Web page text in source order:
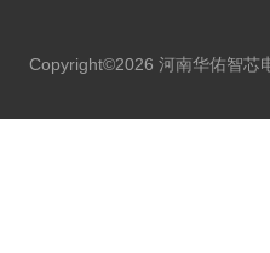
Copyright©2026 河南华佑智